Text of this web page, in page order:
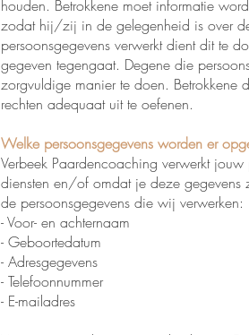
houden. Betrokkene moet informatie
zodat hij/zij in de gelegenheid is over
persoonsgegevens verwerkt dient dit te
gegeven tegengaat. Degene die
zorgvuldige manier te doen.
rechten adequaat uit te oefenen.
Welke persoonsgegevens worden er
Verbeek Paardencoaching verwerkt
diensten en/of omdat je deze gegevens
de persoonsgegevens die wij verwerken:
- Voor- en achternaam
- Geboortedatum
- Adresgegevens
- Telefoonnummer
- E-mailadres